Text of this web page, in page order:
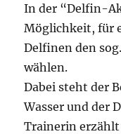
In der “Delfin-
Möglichkeit, für
Delfinen den
wählen.
Dabei steht der
Wasser und der
Trainerin erzählt